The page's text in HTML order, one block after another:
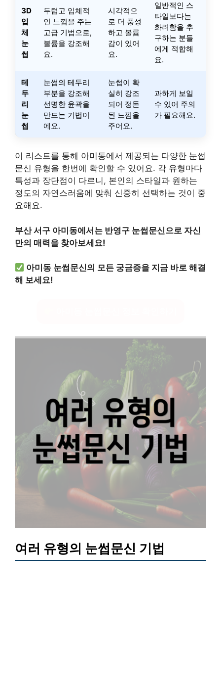
3D
입
체
눈
썹
두텁고 입체적
인 느낌을 주는
고급 기법으로,
볼륨을 강조해
요.
시각적으
로 더 풍성
하고 볼륨
감이 있어
요.
일반적인 스
타일보다는
화려함을 추
구하는 분들
에게 적합해
요.
테
두
리
눈
썹
눈썹의 테두리
부분을 강조해
선명한 윤곽을
만드는 기법이
에요.
눈썹이 확
실히 강조
되어 정돈
된 느낌을
주어요.
과하게 보일
수 있어 주의
가 필요해요.
이 리스트를 통해 아미동에서 제공되는 다양한 눈썹
문신 유형을 한번에 확인할 수 있어요. 각 유형마다
특성과 장단점이 다르니, 본인의 스타일과 원하는
정도의 자연스러움에 맞춰 신중히 선택하는 것이 중
요해요.
부산 서구 아미동에서는 반영구 눈썹문신으로 자신
만의 매력을 찾아보세요!
아미동 눈썹문신의 모든 궁금증을 지금 바로 해결
해 보세요!
여러 유형의 눈썹문신 기법